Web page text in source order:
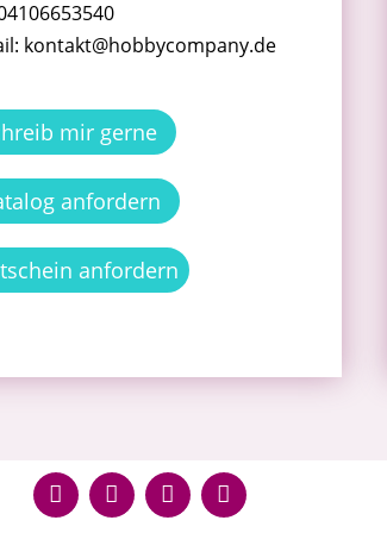
kontakt@hobbycompany.de
mir gerne
anfordern
anfordern